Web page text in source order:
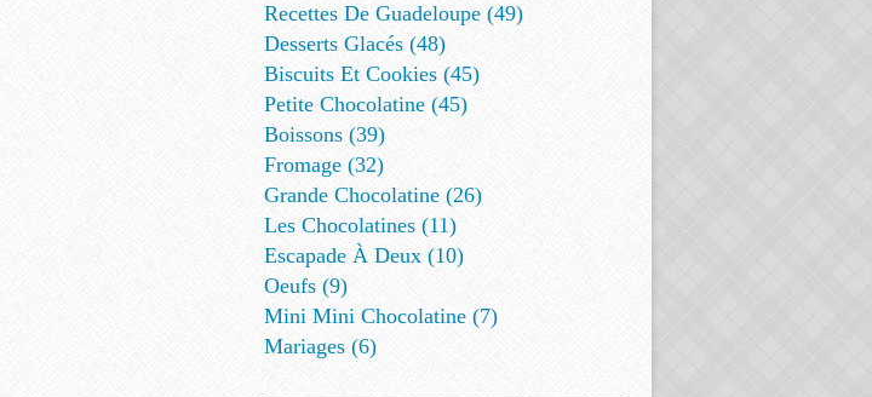
Recettes De Guadeloupe (49)
Desserts Glacés (48)
Biscuits Et Cookies (45)
Petite Chocolatine (45)
Boissons (39)
Fromage (32)
Grande Chocolatine (26)
Les Chocolatines (11)
Escapade À Deux (10)
Oeufs (9)
Mini Mini Chocolatine (7)
Mariages (6)